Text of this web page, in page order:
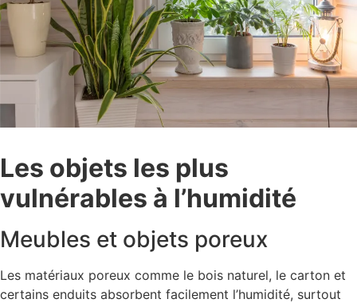
Les objets les plus
vulnérables à l’humidité
Meubles et objets poreux
Les matériaux poreux comme le bois naturel, le carton et
certains enduits absorbent facilement l’humidité, surtout